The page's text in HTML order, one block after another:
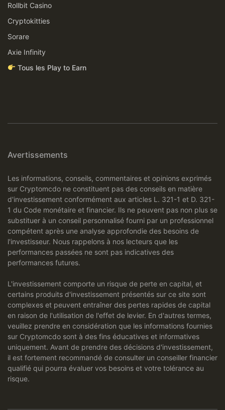
Rollbit Casino
Cryptokitties
Sorare
Axie Infinity
Tous les Play to Earn
Avertissements
Les informations, conseils, commentaires et opinions exprimés
sur Cryptomcdo ne constituent pas des conseils en matière
d'investissement conformément aux articles L. 321-1 et D. 321-
1 du Code monétaire et financier. Ils ne peuvent pas non plus se
substituer à un conseil personnalisé fourni par un professionnel
compétent après une analyse approfondie des besoins de
l'investisseur. Nous rappelons à nos lecteurs que les
performances passées ne sont pas indicatives des
performances futures.
L'investissement comporte un risque de perte en capital, et
certains produits d'investissement présentés sur ce site sont
complexes et peuvent entraîner des pertes rapides de capital
en raison de l'utilisation de l'effet de levier. En d'autres termes,
veuillez prendre en considération que les informations fournies
sur Cryptomcdo sont à des fins éducatives et informatives
uniquement. Avant de prendre des décisions d'investissement,
il est fortement recommandé de consulter un conseiller financier
qualifié qui pourra évaluer vos besoins et votre tolérance au
risque.